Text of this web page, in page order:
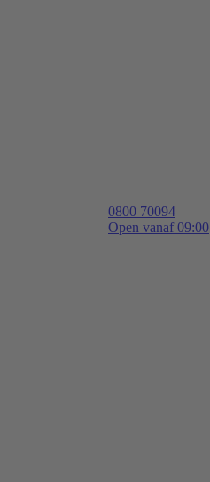
0800 70094
Open vanaf 09:00